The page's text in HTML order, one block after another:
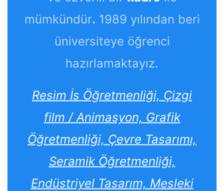
mümkündür. 1989 yılından beri
üniversiteye öğrenci
hazırlamaktayız.
Resim İs Öğretmenliği, Çizgi
film / Animasyon, Grafik
Öğretmenliği, Çevre Tasarımı,
Seramik Öğretmenliği,
Endüstriyel Tasarım, Mesleki